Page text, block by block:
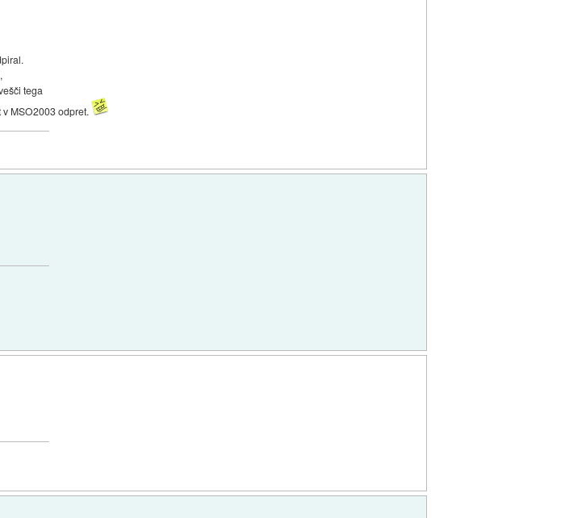
tega
MSO2003 odpret.